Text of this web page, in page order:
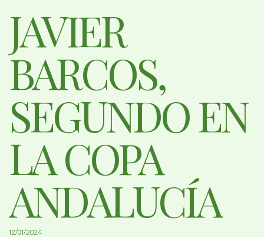
JAVIER
BARCOS,
SEGUNDO EN
LA COPA
ANDALUCÍA
12/01/2024